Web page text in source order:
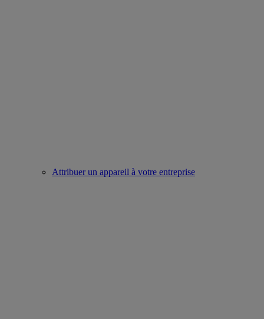
Attribuer un appareil à votre entreprise